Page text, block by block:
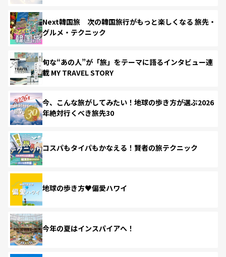
Next韓国旅 次の韓国旅行がもっと楽しくなる 旅先・
グルメ・テクニック
旬な“あの人”が「旅」をテーマに語るインタビュー連
載 MY TRAVEL STORY
今、こんな旅がしてみたい！地球の歩き方が選ぶ2026
年絶対行くべき旅先30
コスパもタイパもかなえる！賢者の旅テクニック
地球の歩き方♥偏愛ハワイ
今年の夏はインスパイアへ！